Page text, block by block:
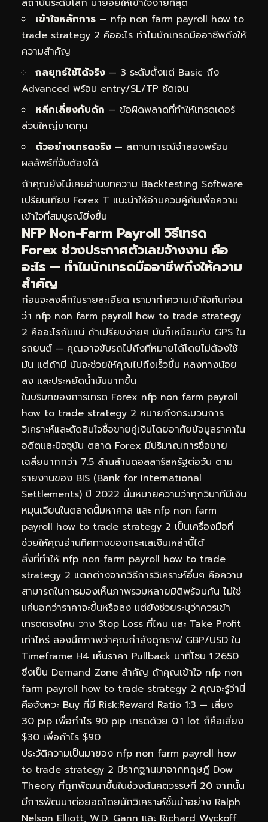
สถาบันระดับโลก มาย่อยให้เข้าใจง่ายที่สุด
เข้าใจหลักการ — nfp non farm payroll how to
trade strategy 2 คืออะไร ทำไมนักเทรดมืออาชีพถึงให้
ความสำคัญ
กลยุทธ์ใช้ได้จริง — 3 ระดับตั้งแต่ Basic ถึง
Advanced พร้อม entry/SL/TP ชัดเจน
หลีกเลี่ยงกับดัก — ข้อผิดพลาดที่ทำให้เทรดเดอร์
ส่วนใหญ่ขาดทุน
ตัวอย่างเทรดจริง — สถานการณ์จำลองพร้อม
ผลลัพธ์ที่จับต้องได้
ถ้าคุณยังไม่เคยอ่านบทความ Backtesting Software
เปรียบเทียบ Forex T แนะนำให้อ่านควบคู่กันเพื่อความ
เข้าใจที่สมบูรณ์ยิ่งขึ้น
NFP Non-Farm Payroll วิธีเทรด
Forex ช่วงประกาศตัวเลขจ้างงาน คือ
อะไร — ทำไมนักเทรดมืออาชีพถึงให้ความ
สำคัญ
ก่อนจะลงลึกในรายละเอียด เรามาทำความเข้าใจกันก่อน
ว่า nfp non farm payroll how to trade strategy
2 คืออะไรกันแน่ ถ้าเปรียบง่ายๆ มันก็เหมือนกับ GPS ใน
รถยนต์ — คุณอาจขับรถไปถึงที่หมายได้โดยไม่ต้องใช้
มัน แต่ถ้ามี มันจะช่วยให้คุณไปถึงเร็วขึ้น หลงทางน้อย
ลง และประหยัดน้ำมันมากขึ้น
ในบริบทของการเทรด Forex nfp non farm payroll
how to trade strategy 2 หมายถึงกระบวนการ
วิเคราะห์และตัดสินใจซื้อขายคู่เงินโดยอาศัยข้อมูลราคาใน
อดีตและปัจจุบัน ตลาด Forex มีปริมาณการซื้อขาย
เฉลี่ยมากกว่า 7.5 ล้านล้านดอลลาร์สหรัฐต่อวัน ตาม
รายงานของ BIS (Bank for International
Settlements) ปี 2022 นั่นหมายความว่าทุกวินาทีมีเงิน
หมุนเวียนในตลาดนี้มหาศาล และ nfp non farm
payroll how to trade strategy 2 เป็นเครื่องมือที่
ช่วยให้คุณอ่านทิศทางของกระแสเงินเหล่านี้ได้
สิ่งที่ทำให้ nfp non farm payroll how to trade
strategy 2 แตกต่างจากวิธีการวิเคราะห์อื่นๆ คือความ
สามารถในการมองเห็นภาพรวมหลายมิติพร้อมกัน ไม่ใช่
แค่บอกว่าราคาจะขึ้นหรือลง แต่ยังช่วยระบุว่าควรเข้า
เทรดตรงไหน วาง Stop Loss ที่ไหน และ Take Profit
เท่าไหร่ ลองนึกภาพว่าคุณกำลังดูกราฟ GBP/USD ใน
Timeframe H4 เห็นราคา Pullback มาที่โซน 1.2650
ซึ่งเป็น Demand Zone สำคัญ ถ้าคุณเข้าใจ nfp non
farm payroll how to trade strategy 2 คุณจะรู้ว่านี่
คือจังหวะ Buy ที่มี Risk:Reward Ratio 1:3 — เสี่ยง
30 pip เพื่อกำไร 90 pip เทรดด้วย 0.1 lot ก็คือเสี่ยง
$30 เพื่อกำไร $90
ประวัติความเป็นมาของ nfp non farm payroll how
to trade strategy 2 มีรากฐานมาจากทฤษฎี Dow
Theory ที่ถูกพัฒนาขึ้นในช่วงต้นศตวรรษที่ 20 จากนั้น
มีการพัฒนาต่อยอดโดยนักวิเคราะห์ชั้นนำอย่าง Ralph
Nelson Elliott, W.D. Gann และ Richard Wyckoff